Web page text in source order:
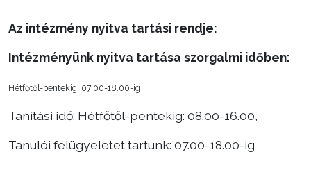
Az intézmény nyitva tartási rendje:
Intézményünk nyitva tartása szorgalmi időben:
Hétfőtől-péntekig: 07.00-18.00-ig
Tanítási idő: Hétfőtől-péntekig: 08.00-16.00,
Tanulói felügyeletet tartunk: 07.00-18.00-ig